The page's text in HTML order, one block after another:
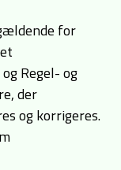
for
Regel- og
der
og korrigeres.